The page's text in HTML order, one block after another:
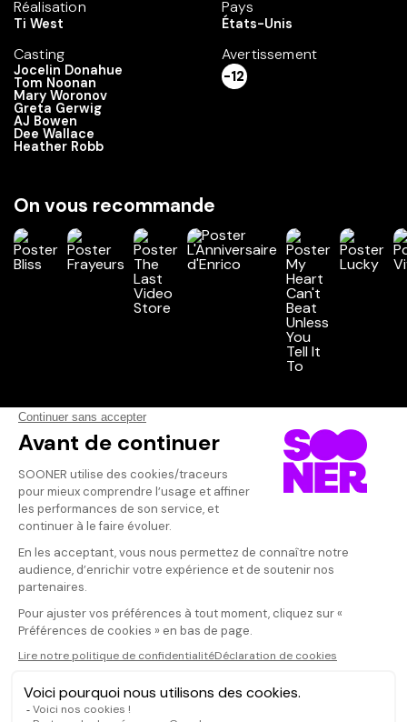
Réalisation
Ti West
Casting
Jocelin Donahue
Tom Noonan
Mary Woronov
Greta Gerwig
AJ Bowen
Dee Wallace
Heather Robb
Pays
États-Unis
Avertissement
-12
On vous recommande
Vos avis
Donnez votre avis
Votre note
Votre commentaire
Il faut vous connecter pour
publier un avis
CONNEXION